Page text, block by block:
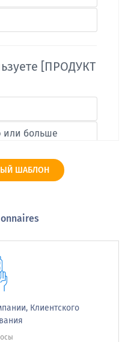
ШАБЛОН
Клиентского